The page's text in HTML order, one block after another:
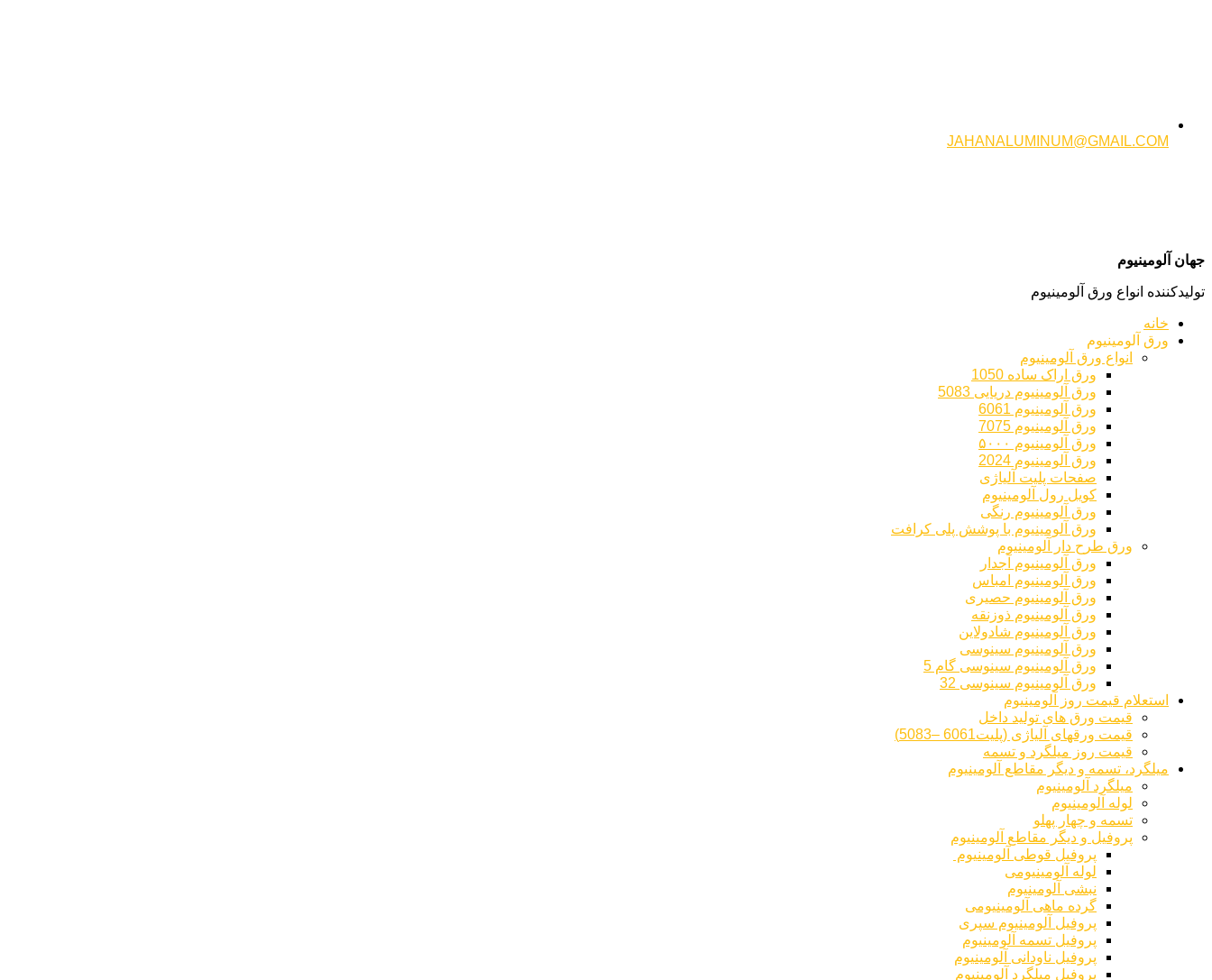
JAHANALUMINUM@GMAIL.COM
جهان آلومینیوم
تولیدکننده انواع ورق آلومینیوم
خانه
ورق آلومینیوم
انواع ورق آلومینیوم
ورق اراک ساده 1050
ورق آلومینیوم دریایی 5083
ورق آلومینیوم 6061
ورق آلومینیوم 7075
ورق آلومینیوم ۵۰۰۰
ورق آلومینیوم 2024
صفحات پلیت آلیاژی
کویل رول آلومینیوم
ورق‌ آلومینیوم رنگی
ورق آلومینیوم با پوشش پلی کرافت
ورق طرح دار آلومینیوم
ورق آلومینیوم آجدار
ورق آلومینیوم امباس
ورق آلومینیوم حصیری
ورق آلومینیوم ذوزنقه
ورق آلومینیوم شادولاین
ورق آلومینیوم سینوسی
ورق آلومینیوم سینوسی گام 5
ورق آلومینیوم سینوسی 32
استعلام قیمت روز آلومینیوم
قیمت ورق های تولید داخل
قیمت ورقهای آلیاژی (پلیت6061 –5083)
قیمت روز میلگرد و تسمه
میلگرد، تسمه و دیگر مقاطع آلومینیوم
میلگرد آلومینیوم
لوله آلومینیوم
تسمه و چهار پهلو
پروفیل و دیگر مقاطع آلومینیوم
پروفیل قوطی آلومینیوم
لوله آلومینیومی
نبشی آلومینیوم
گرده ماهی آلومینیومی
پروفیل آلومینیوم سپری
پروفیل تسمه آلومینیوم
پروفیل ناودانی آلومینیوم
پروفیل میلگرد آلومینیوم